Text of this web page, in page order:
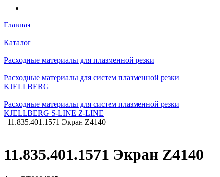
Главная
Каталог
Расходные материалы для плазменной резки
Расходные материалы для систем плазменной резки
KJELLBERG
Расходные материалы для систем плазменной резки
KJELLBERG S-LINE Z-LINE
11.835.401.1571 Экран Z4140
11.835.401.1571 Экран Z4140